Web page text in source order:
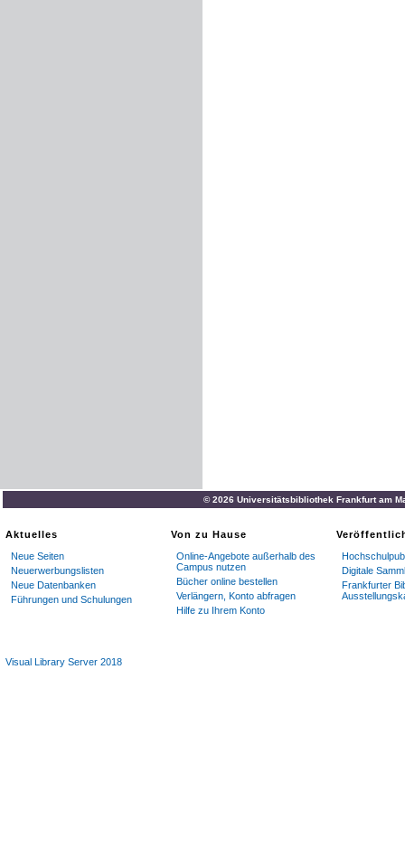
© 2026 Universitätsbibliothek Frankfurt am
Aktuelles
Neue Seiten
Neuerwerbungslisten
Neue Datenbanken
Führungen und Schulungen
Von zu Hause
Online-Angebote außerhalb des
Campus nutzen
Bücher online bestellen
Verlängern, Konto abfragen
Hilfe zu Ihrem Konto
Digitale
Frankfurter
Visual Library Server 2018